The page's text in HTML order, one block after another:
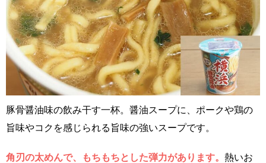
豚骨醤油味の飲み干す一杯。醤油スープに、ポークや鶏の
旨味やコクを感じられる旨味の強いスープです。
角刃の太めんで、もちもちとした弾力があります。 熱いお